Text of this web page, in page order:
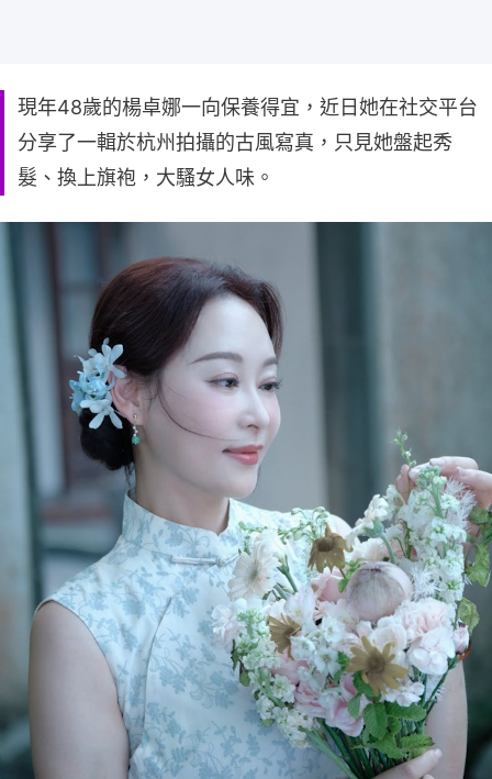
現年48歲的楊卓娜一向保養得宜，近日她在社交平台
分享了一輯於杭州拍攝的古風寫真，只見她盤起秀
髮、換上旗袍，大騷女人味。